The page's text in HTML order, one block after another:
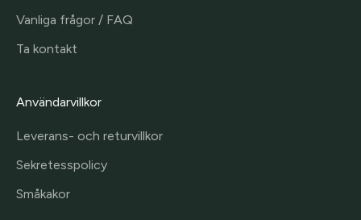
Vanliga frågor / FAQ
Ta kontakt
Användarvillkor
Leverans- och returvillkor
Sekretesspolicy
Småkakor